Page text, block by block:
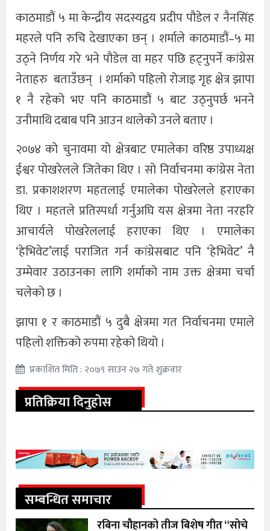
काठमाडौं ५ मा केन्द्रीय सदस्यद्वय प्रदीप पौडेल र नैनसिंह
महरले पनि रुचि देखाएका छन् । शर्माले काठमाडौं–५ मा
उठ्ने निर्णय गरे भने पौडेल वा महर पछि हट्नुपर्ने कांग्रेस
नेताहरु बताउँछन् । शर्माको पहिलो रोजाइ गृह क्षेत्र झापा
१ नै रहेको भए पनि काठमाडौं ५ बाट उठ्नुपर्छ भनने
उनीमाथि दबाब पनि आउन थालेको उनले बताए ।
२०७४ को चुनावमा यो क्षेत्रबाट एमालेका वरिष्ठ उपाध्यक्ष
ईश्वर पोखरेलले जितेका थिए । सो निर्वाचनमा कांग्रेस नेता
डा. प्रकाशशरण महतलाई एमालेका पोखरेलले हराएका
थिए । महतले प्रतिस्पर्धा गर्नुअघि यस क्षेत्रमा नेता नरहरि
आचार्यले पोखरेललाई हराएका थिए । एमालेका
‘हेभिवेट’लाई पराजित गर्न कांग्रेसबाट पनि ‘हेभिवेट’ नै
उम्मेवार उठाउनका लागि शर्माको नाम उक्त क्षेत्रमा चर्चा
चलेको छ ।
झापा १ र काठमाडौं ५ दुबै क्षेत्रमा गत निर्वाचनमा एमाले
पहिलो शक्तिको रुपमा रहेको थियो ।
प्रकाशित मिति : २०७९ साउन २७ गते शुक्रवार
प्रतिक्रिया दिनुहोस
सम्बन्धित समाचार
रबिना चौहानको तीज बिशेष गीत “सोचे